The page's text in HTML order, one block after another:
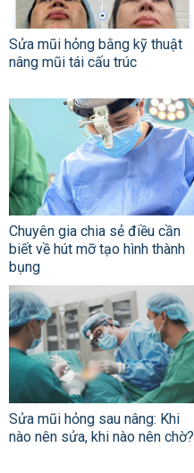
Sửa mũi hỏng bằng kỹ thuật
nâng mũi tái cấu trúc
Chuyên gia chia sẻ điều cần
biết về hút mỡ tạo hình thành
bụng
Sửa mũi hỏng sau nâng: Khi
nào nên sửa, khi nào nên chờ?